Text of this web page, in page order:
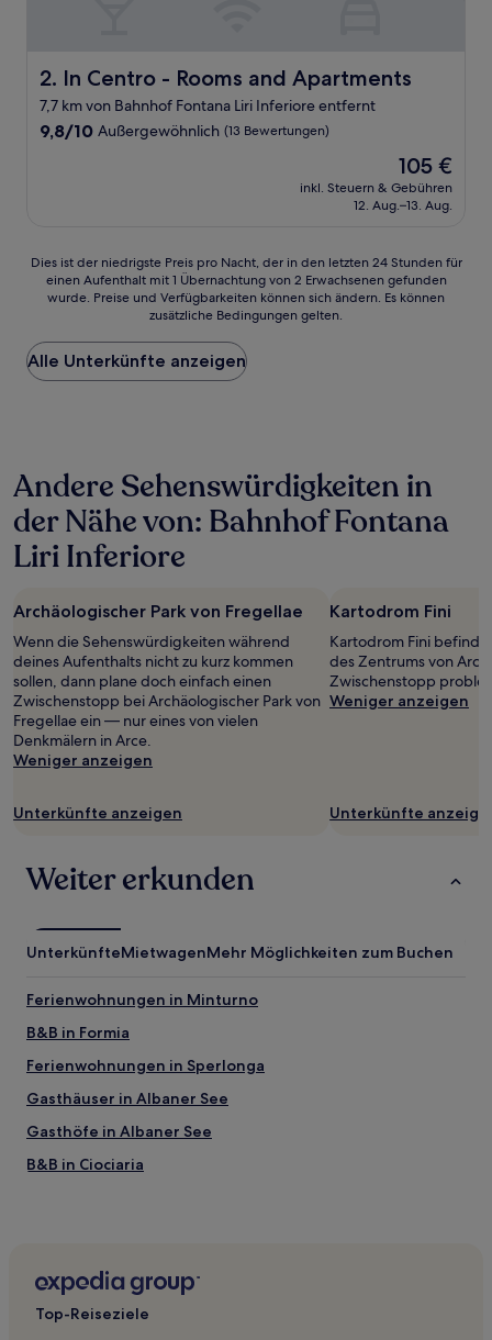
2. In Centro - Rooms and Apartments
In Centro - Rooms and Apartments
7,7 km von Bahnhof Fontana Liri Inferiore entfernt
9.8
9,8/10 Außergewöhnlich (13 Bewertungen)
Der
Preis
beträgt
105 €
inkl. Steuern & Gebühren
12. Aug.–13. Aug.
Dies
der
Preis
pro
Nacht,
24 Stunden
für
einen
mit
2 Erwachsenen
gefunden
wurde.
Preise
und
Verfügbarkeiten
können
sich
können
gelten.
Dies ist der niedrigste Preis pro Nacht, der in den letzten 24 Stunden für
einen Aufenthalt mit 1 Übernachtung von 2 Erwachsenen gefunden
wurde. Preise und Verfügbarkeiten können sich ändern. Es können
zusätzliche Bedingungen gelten.
Alle Unterkünfte anzeigen
Andere Sehenswürdigkeiten in
der Nähe von: Bahnhof Fontana
Liri Inferiore
Archäologischer Park von Fregellae
Wenn die Sehenswürdigkeiten während
deines Aufenthalts nicht zu kurz kommen
sollen, dann plane doch einfach einen
Zwischenstopp bei Archäologischer Park von
Fregellae ein — nur eines von vielen
Denkmälern in Arce.
Weniger anzeigen
Unterkünfte anzeigen
Kartodrom Fini
Kartodrom Fini
des Zentrums von
Zwischenstopp
Weniger anzeigen
Unterkünfte
Weiter erkunden
UnterkünfteMietwagenMehr Möglichkeiten zum Buchen
Ferienwohnungen in Minturno
B&B in Formia
Ferienwohnungen in Sperlonga
Gasthäuser in Albaner See
Gasthöfe in Albaner See
B&B in Ciociaria
Familien in Itri
Hotels mit inbegriffenem Frühstück in Minturno
Top-Reiseziele